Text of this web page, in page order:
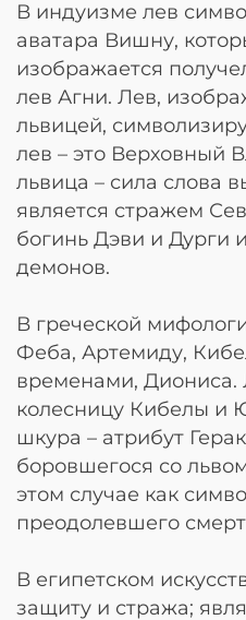
В индуизме лев
аватара Вишну,
изображается
лев Агни. Лев,
львицей,
лев – это Верховный
львица – сила слова
является стражем
богинь Дэви и Дурги
демонов.
В греческой
Феба, Артемиду,
временами,
колесницу Кибелы и
шкура – атрибут
боровшегося со
этом случае как
преодолевшего
В египетском
защиту и стража;